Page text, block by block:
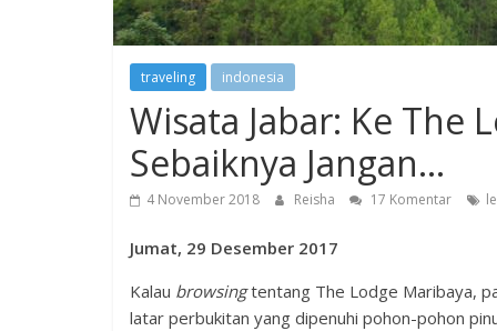
traveling indonesia
Wisata Jabar: Ke The
Sebaiknya Jangan…
4 November 2018 Reisha 17 Komentar
Jumat, 29 Desember 2017
Kalau browsingtentang The Lodge Maribaya,
latar perbukitan yang dipenuhi pohon-pohon